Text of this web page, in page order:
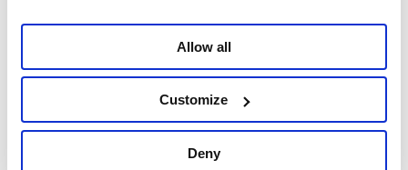
Allow all
Customize
Deny
la réouverture de gares et de lignes
la gratuité des parkings des gares et
l’accessibilité aux PMR
la hausse des fréquences et des amplitudes
horaires sur l’ensemble du réseau
que la SNCB reste publique, et retrouve sa